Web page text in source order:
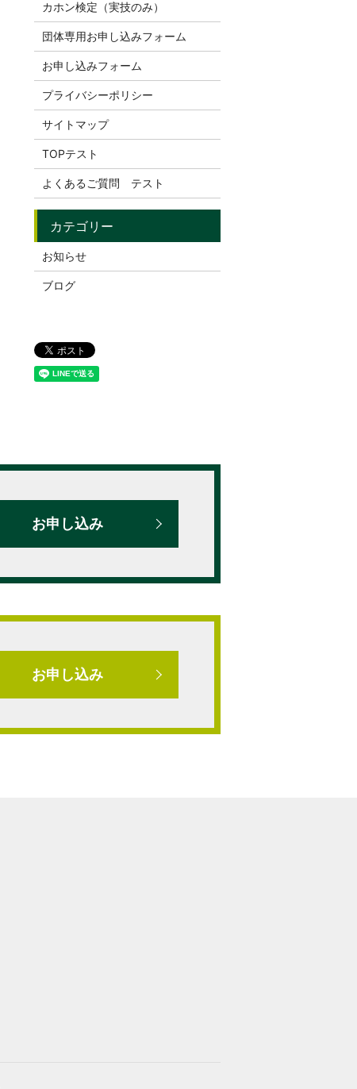
カホン検定（実技のみ）
団体専用お申し込みフォーム
お申し込みフォーム
プライバシーポリシー
サイトマップ
TOPテスト
よくあるご質問 テスト
お知らせ
ブログ
お申し込み
お申し込み